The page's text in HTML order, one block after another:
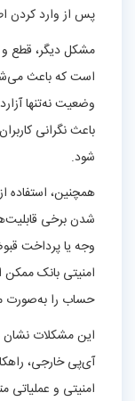
پس از وارد کردن
مشکل دیگر، قطع و
است که باعث می‌شود
وضعیت نه‌تنها
باعث نگرانی کاربران
شود.
همچنین، استفاده
شدن برخی قابلیت‌های
وجه یا پرداخت قبوض
امنیتی بانک ممکن
حساب را به‌صورت
این مشکلات نشان
آی‌پی خارجی،
امنیتی و عملیاتی